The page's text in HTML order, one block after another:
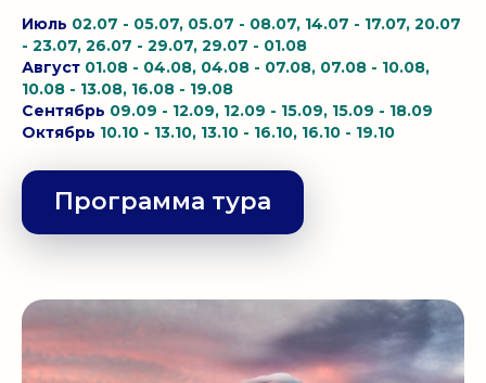
Июль 02.07 - 05.07, 05.07 - 08.07, 14.07 - 17.07, 20.07
- 23.07, 26.07 - 29.07, 29.07 - 01.08
Август 01.08 - 04.08, 04.08 - 07.08, 07.08 - 10.08,
10.08 - 13.08, 16.08 - 19.08
Сентябрь 09.09 - 12.09, 12.09 - 15.09, 15.09 - 18.09
Октябрь 10.10 - 13.10, 13.10 - 16.10, 16.10 - 19.10
Программа тура